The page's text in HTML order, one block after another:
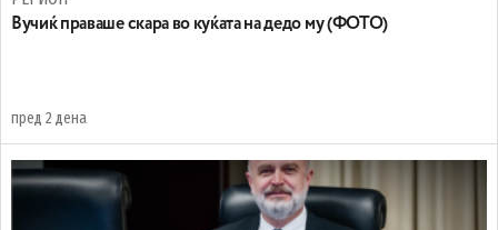
Вучиќ праваше скара во куќата на дедо му (ФОТО)
пред 2 дена